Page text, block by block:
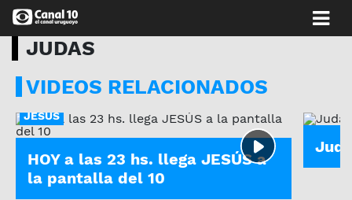
JUDAS
VIDEOS RELACIONADOS
JESÚS
HOY a las 23 hs. llega JESÚS a
la pantalla del 10